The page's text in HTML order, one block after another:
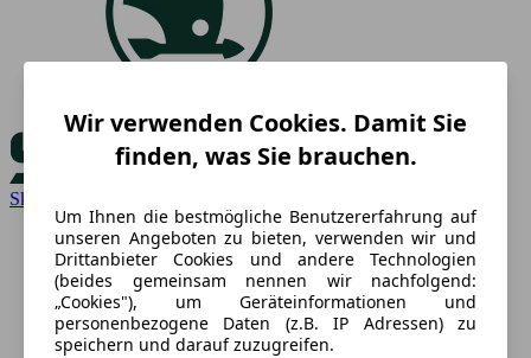
Skoda
Wir verwenden Cookies. Damit Sie
finden, was Sie brauchen.
Um Ihnen die bestmögliche Benutzererfahrung auf
unseren Angeboten zu bieten, verwenden wir und
Drittanbieter Cookies und andere Technologien
(beides gemeinsam nennen wir nachfolgend:
„Cookies"), um Geräteinformationen und
personenbezogene Daten (z.B. IP Adressen) zu
speichern und darauf zuzugreifen.